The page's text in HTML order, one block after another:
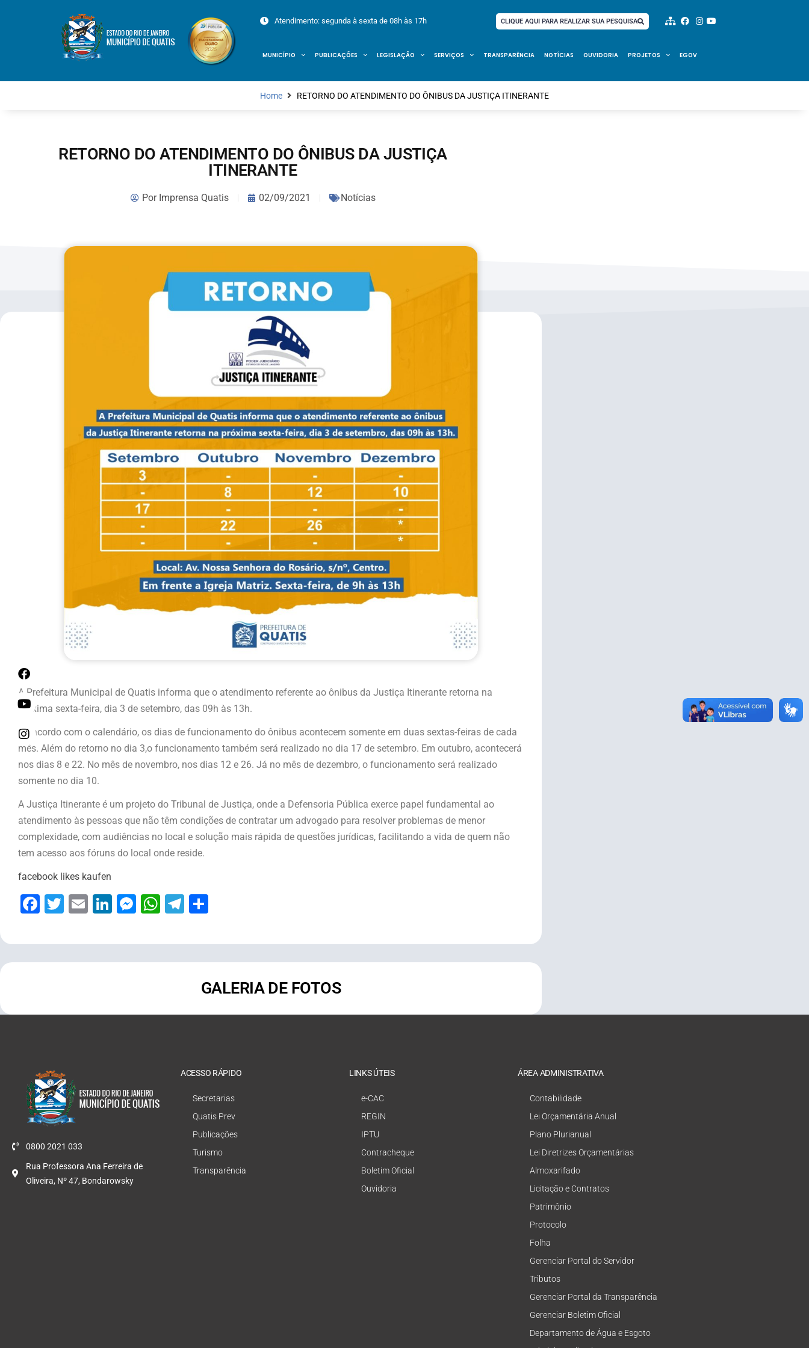
Atendimento: segunda à sexta de 08h às 17h CLIQUE AQUI PARA REALIZAR SUA PESQUISA
MUNICÍPIO PUBLICAÇÕES LEGISLAÇÃO SERVIÇOS TRANSPARÊNCIA NOTÍCIAS OUVIDORIA PROJETOS EGOV
Home RETORNO DO ATENDIMENTO DO ÔNIBUS DA JUSTIÇA ITINERANTE
RETORNO DO ATENDIMENTO DO ÔNIBUS DA JUSTIÇA
ITINERANTE
PorImprensa Quatis 02/09/2021 Notícias
A Prefeitura Municipal de Quatis informa que o atendimento referente ao ônibus da Justiça Itinerante retorna na
próxima sexta-feira, dia 3 de setembro, das 09h às 13h.
De acordo com o calendário, os dias de funcionamento do ônibus acontecem somente em duas sextas-feiras de cada
mês. Além do retorno no dia 3,o funcionamento também será realizado no dia 17 de setembro. Em outubro, acontecerá
nos dias 8 e 22. No mês de novembro, nos dias 12 e 26. Já no mês de dezembro, o funcionamento será realizado
somente no dia 10.
A Justiça Itinerante é um projeto do Tribunal de Justiça, onde a Defensoria Pública exerce papel fundamental ao
atendimento às pessoas que não têm condições de contratar um advogado para resolver problemas de menor
complexidade, com audiências no local e solução mais rápida de questões jurídicas, facilitando a vida de quem não
tem acesso aos fóruns do local onde reside.
facebook likes kaufen
Facebook
Twitter
EmailLinkedIn
Messenger
WhatsApp
Telegram
GALERIA DE FOTOS
0800 2021 033
Rua Professora Ana Ferreira de
Oliveira, Nº 47, Bondarowsky
ACESSO RÁPIDO
Secretarias
Quatis Prev
Publicações
Turismo
Transparência
LINKS ÚTEIS
e-CAC
REGIN
IPTU
Contracheque
Boletim Oficial
Ouvidoria
ÁREA ADMINISTRATIVA
Contabilidade
Lei Orçamentária Anual
Plano Plurianual
Lei Diretrizes Orçamentárias
Almoxarifado
Licitação e Contratos
Patrimônio
Protocolo
Folha
Gerenciar Portal do Servidor
Tributos
Gerenciar Portal da Transparência
Gerenciar Boletim Oficial
Departamento de Água e Esgoto